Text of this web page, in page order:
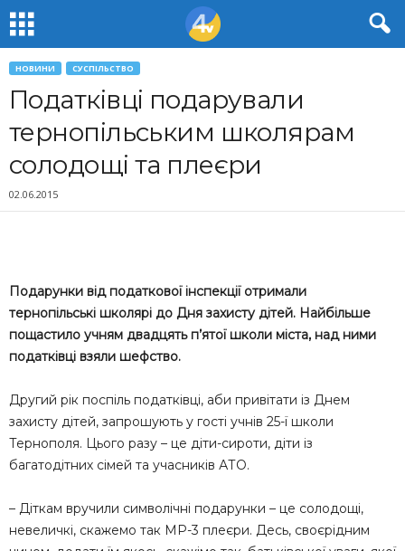
НОВИНИ СУСПІЛЬСТВО
Податківці подарували
тернопільським школярам
солодощі та плеєри
02.06.2015
Подарунки від податкової інспекції отримали
тернопільські школярі до Дня захисту дітей. Найбільше
пощастило учням двадцять п’ятої школи міста, над ними
податківці взяли шефство.
Другий рік поспіль податківці, аби привітати із Днем
захисту дітей, запрошують у гості учнів 25-ї школи
Тернополя. Цього разу – це діти-сироти, діти із
багатодітних сімей та учасників АТО.
– Діткам вручили символічні подарунки – це солодощі,
невеличкі, скажемо так МР-3 плеєри. Десь, своєрідним